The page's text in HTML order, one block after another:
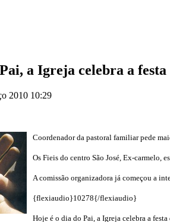
a Igreja celebra a festa
2010 10:29
Coordenador da pastoral familiar pede
Os Fieis do centro São José, Ex-carmelo,
A comissão organizadora já começou a
{flexiaudio}10278{/flexiaudio}
Hoje é o dia do Pai, a Igreja celebra a festa